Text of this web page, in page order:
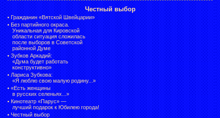
Честный выбор
• Гражданин «Вятской Швейцарии»
• Без партийного окраса.
Уникальная для Кировской
области ситуация сложилась
после выборов в Советской
районной Думе
• Зубков Аркадий:
«Дума будет работать
конструктивно»
• Лариса Зубкова:
«Я люблю свою малую родину...»
• «Есть женщины
в русских селеньях...»
• Кинотеатр «Парус» —
лучший подарок к Юбилею города!
• Честный выбор